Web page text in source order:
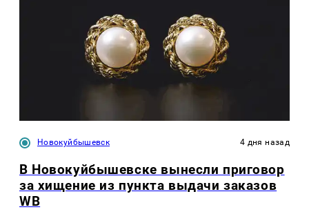
Новокуйбышевск 4 дня назад
В Новокуйбышевске вынесли приговор
за хищение из пункта выдачи заказов
WB